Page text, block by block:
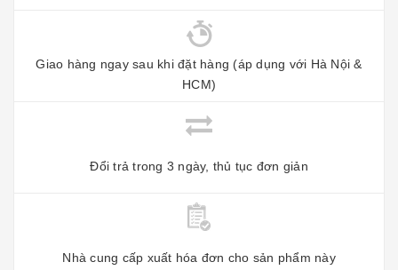
Giao hàng ngay sau khi đặt hàng (áp dụng với Hà Nội &
HCM)
Đổi trả trong 3 ngày, thủ tục đơn giản
Nhà cung cấp xuất hóa đơn cho sản phẩm này